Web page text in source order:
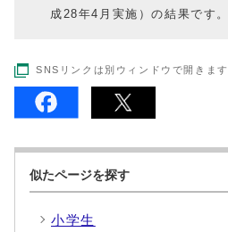
成28年4月実施）の結果です。
SNSリンクは別ウィンドウで開きます
似たページを探す
小学生